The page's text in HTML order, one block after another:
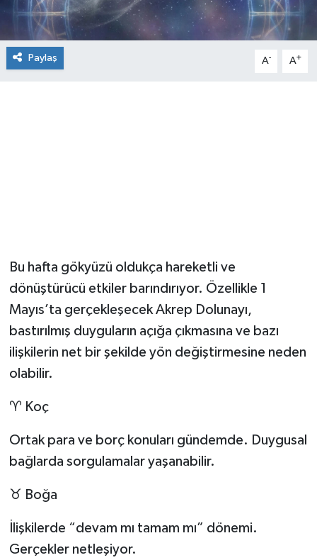
Paylaş A- A+
Bu hafta gökyüzü oldukça hareketli ve
dönüştürücü etkiler barındırıyor. Özellikle 1
Mayıs’ta gerçekleşecek Akrep Dolunayı,
bastırılmış duyguların açığa çıkmasına ve bazı
ilişkilerin net bir şekilde yön değiştirmesine neden
olabilir.
♈ Koç
Ortak para ve borç konuları gündemde. Duygusal
bağlarda sorgulamalar yaşanabilir.
♉ Boğa
İlişkilerde “devam mı tamam mı” dönemi.
Gerçekler netleşiyor.